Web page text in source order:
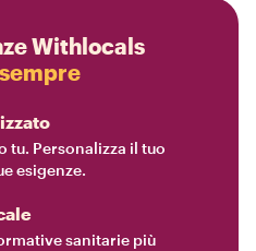
Withlocals
tu. Personalizza il tuo
esigenze.
sanitarie più